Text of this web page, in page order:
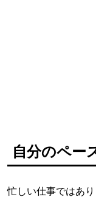
自分のペー
忙しい仕事ではあ